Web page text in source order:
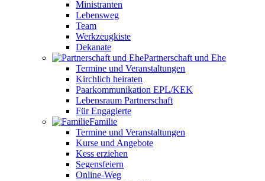
Ministranten
Lebensweg
Team
Werkzeugkiste
Dekanate
Partnerschaft und Ehe
Termine und Veranstaltungen
Kirchlich heiraten
Paarkommunikation EPL/KEK
Lebensraum Partnerschaft
Für Engagierte
Familie
Termine und Veranstaltungen
Kurse und Angebote
Kess erziehen
Segensfeiern
Online-Weg